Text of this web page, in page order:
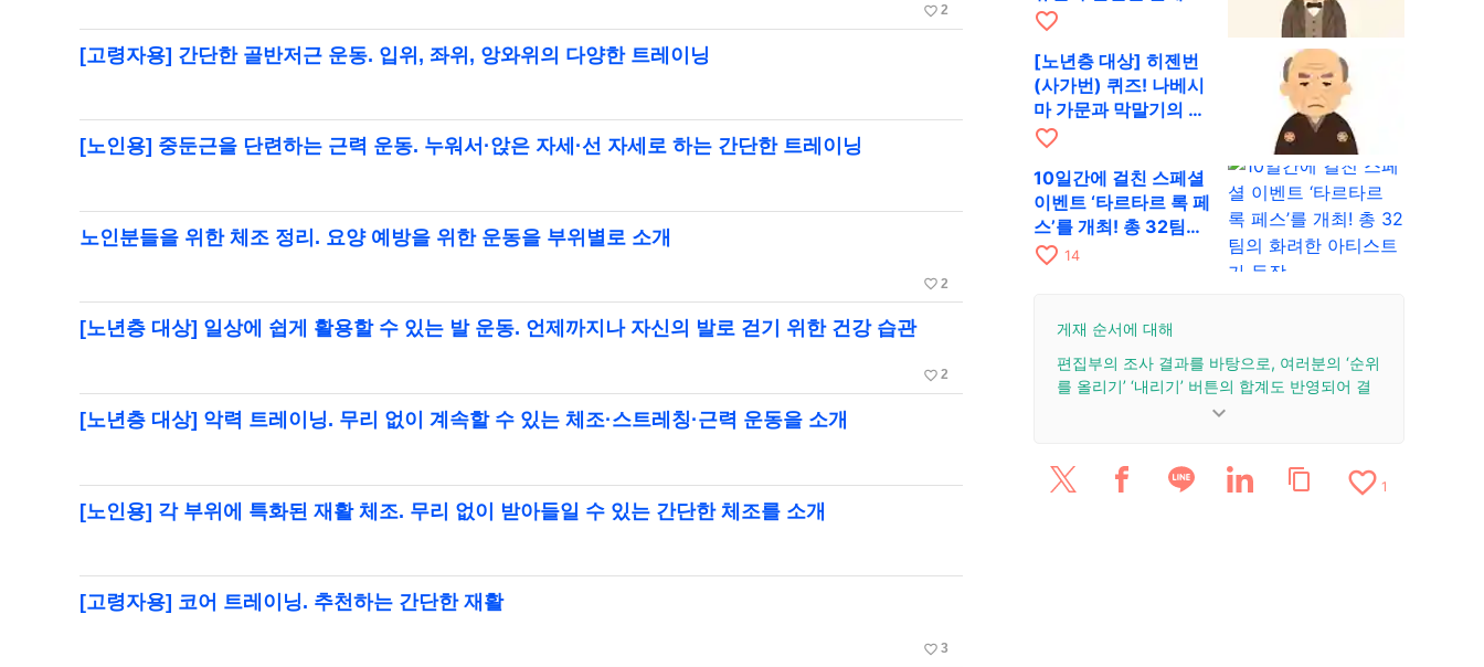
favorite_border 2
[고령자용] 간단한 골반저근 운동. 입위, 좌위, 앙와위의 다양한 트레이닝
[노인용] 중둔근을 단련하는 근력 운동. 누워서·앉은 자세·선 자세로 하는 간단한 트레이닝
노인분들을 위한 체조 정리. 요양 예방을 위한 운동을 부위별로 소개
favorite_border 2
[노년층 대상] 일상에 쉽게 활용할 수 있는 발 운동. 언제까지나 자신의 발로 걷기 위한 건강 습관
favorite_border 2
[노년층 대상] 악력 트레이닝. 무리 없이 계속할 수 있는 체조·스트레칭·근력 운동을 소개
[노인용] 각 부위에 특화된 재활 체조. 무리 없이 받아들일 수 있는 간단한 체조를 소개
[고령자용] 코어 트레이닝. 추천하는 간단한 재활
favorite_border 3
출제
favorite_border
[노년층 대상] 히젠번
(사가번) 퀴즈! 나베시
마 가문과 막말기의 근
대화에 얽힌 문제
favorite_border
10일간에 걸친 스페셜
이벤트 ‘타르타르 록 페
스’를 개최! 총 32팀의
화려한 아티스트가 등
favorite_border 14
게재 순서에 대해
편집부의 조사 결과를 바탕으로, 여러분의 ‘순위
를 올리기’ ‘내리기’ 버튼의 합계도 반영되어 결
2026/4/4: 기사를 공개했습니다.
keyboard_arrow_down
content_copy favorite_border 1